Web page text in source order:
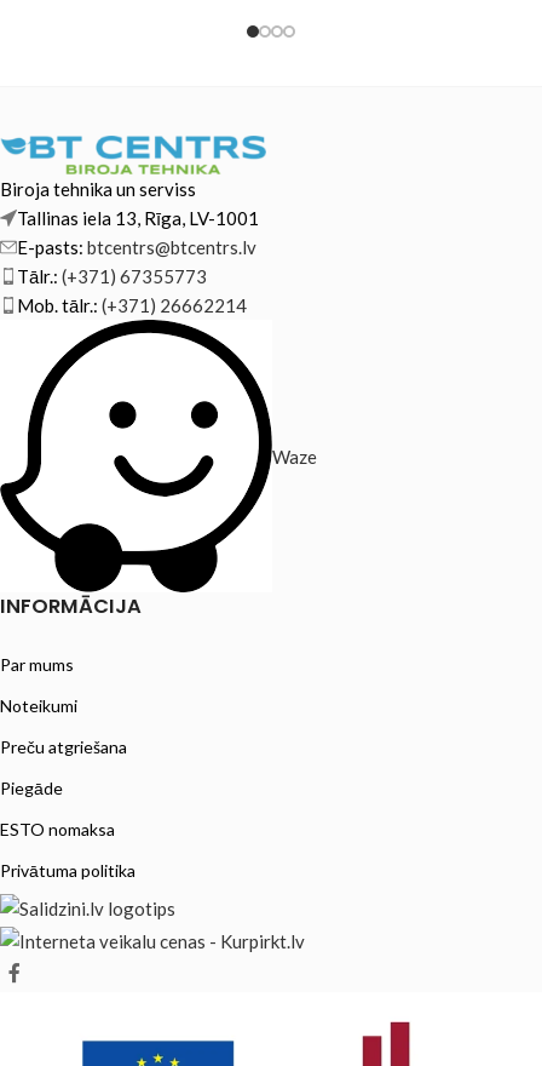
Biroja tehnika un serviss
Tallinas iela 13, Rīga, LV-1001
E-pasts: btcentrs@btcentrs.lv
Tālr.: (+371) 67355773
Mob. tālr.: (+371) 26662214
Waze
INFORMĀCIJA
Par mums
Noteikumi
Preču atgriešana
Piegāde
ESTO nomaksa
Privātuma politika